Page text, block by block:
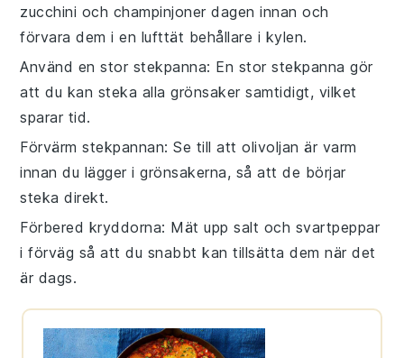
zucchini och champinjoner dagen innan och
förvara dem i en lufttät behållare i kylen.
Använd en stor stekpanna: En storstekpanna gör
att du kan steka alla grönsaker samtidigt, vilket
sparar tid.
Förvärm stekpannan: Se till attolivoljan är varm
innan du lägger i grönsakerna, så att de börjar
steka direkt.
Förbered kryddorna: Mät uppsalt och svartpeppar
i förväg så att du snabbt kan tillsätta dem när det
är dags.